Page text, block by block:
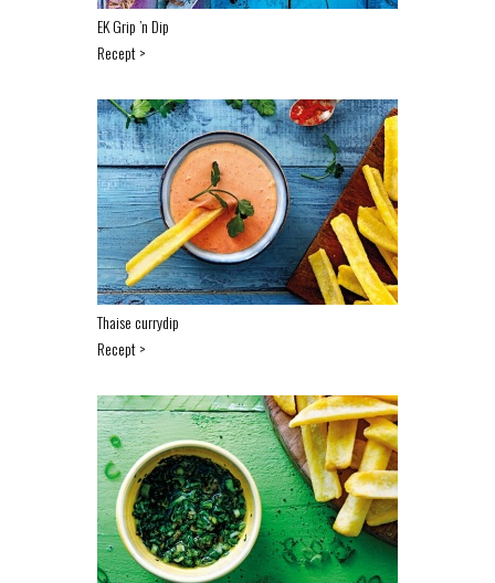
EK Grip ’n Dip
Recept >
Thaise currydip
Recept >